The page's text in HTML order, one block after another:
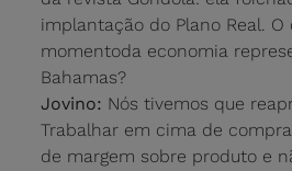
implantação do Plano Real. O
momentoda economia
Bahamas?
Jovino: Nós tivemos que
Trabalhar em cima de
de margem sobre produto e